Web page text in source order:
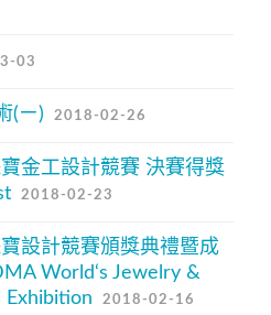
03
(ㄧ) 2018-02-26
金工設計競賽 決賽得獎
2018-02-23
設計競賽頒獎典禮暨成
World‘s Jewelry &
Exhibition
2018-02-16